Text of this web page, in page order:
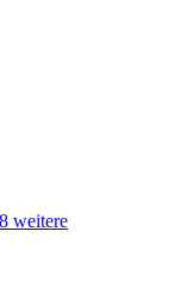
weitere